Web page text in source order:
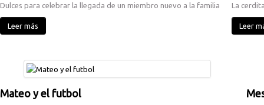
Dulces para celebrar la llegada de un miembro nuevo a la familia
Leer más
La
Leer
Mateo y el futbol